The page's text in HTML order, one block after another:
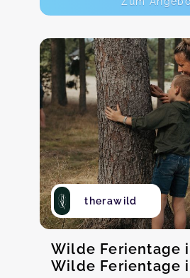
therawild
Wilde Ferientage
Wilde Ferientage